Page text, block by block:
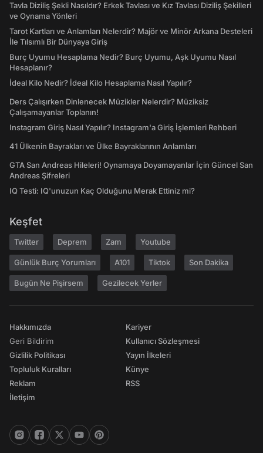
Tavla Diziliş Şekli Nasıldır? Erkek Tavlası ve Kız Tavlası Diziliş Şekilleri
ve Oynama Yönleri
Tarot Kartları ve Anlamları Nelerdir? Majör ve Minör Arkana Desteleri
İle Tılsımlı Bir Dünyaya Giriş
Burç Uyumu Hesaplama Nedir? Burç Uyumu, Aşk Uyumu Nasıl
Hesaplanır?
İdeal Kilo Nedir? İdeal Kilo Hesaplama Nasıl Yapılır?
Ders Çalışırken Dinlenecek Müzikler Nelerdir? Müziksiz
Çalışamayanlar Toplanın!
Instagram Giriş Nasıl Yapılır? Instagram'a Giriş İşlemleri Rehberi
41 Ülkenin Bayrakları ve Ülke Bayraklarının Anlamları
GTA San Andreas Hileleri! Oynamaya Doyamayanlar İçin Güncel San
Andreas Şifreleri
IQ Testi: IQ'unuzun Kaç Olduğunu Merak Ettiniz mi?
Keşfet
Twitter Deprem Zam Youtube
Günlük Burç Yorumları A101 Tiktok Son Dakika
Bugün Ne Pişirsem Gezilecek Yerler
Hakkımızda
Geri Bildirim
Gizlilik Politikası
Topluluk Kuralları
Reklam
İletişim
Kariyer
Kullanıcı Sözleşmesi
Yayın İlkeleri
Künye
RSS